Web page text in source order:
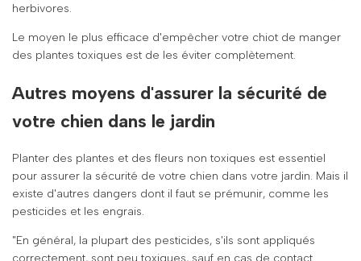
herbivores.
Le moyen le plus efficace d'empêcher votre chiot de manger
des plantes toxiques est de les éviter complètement.
Autres moyens d'assurer la sécurité de
votre chien dans le jardin
Planter des plantes et des fleurs non toxiques est essentiel
pour assurer la sécurité de votre chien dans votre jardin. Mais il
existe d'autres dangers dont il faut se prémunir, comme les
pesticides et les engrais.
"En général, la plupart des pesticides, s'ils sont appliqués